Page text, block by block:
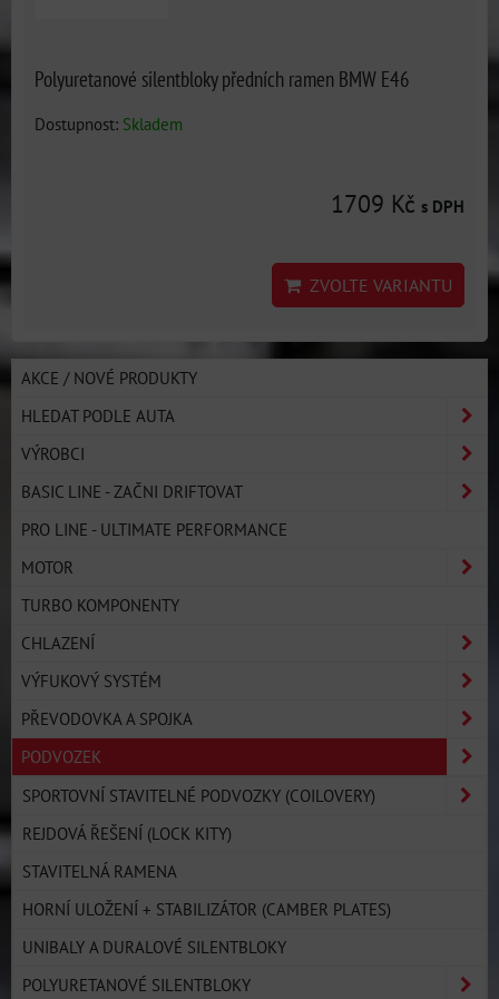
Polyuretanové silentbloky předních ramen BMW E46
Dostupnost: Skladem
1709 Kč s DPH
ZVOLTE VARIANTU
AKCE / NOVÉ PRODUKTY
HLEDAT PODLE AUTA
VÝROBCI
BASIC LINE - ZAČNI DRIFTOVAT
PRO LINE - ULTIMATE PERFORMANCE
MOTOR
TURBO KOMPONENTY
CHLAZENÍ
VÝFUKOVÝ SYSTÉM
PŘEVODOVKA A SPOJKA
PODVOZEK
SPORTOVNÍ STAVITELNÉ PODVOZKY (COILOVERY)
REJDOVÁ ŘEŠENÍ (LOCK KITY)
STAVITELNÁ RAMENA
HORNÍ ULOŽENÍ + STABILIZÁTOR (CAMBER PLATES)
UNIBALY A DURALOVÉ SILENTBLOKY
POLYURETANOVÉ SILENTBLOKY